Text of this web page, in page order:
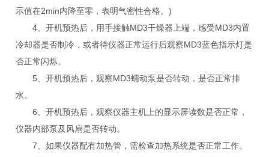
示值在2min内降至零，表明气密性合格。)
4、开机预热后，用手接触MD3干燥器上端，感受MD3内置
冷却器是否制冷，或者待仪器正常运行后观察MD3蓝色指示灯是
否正常闪烁。
5、开机预热后，观察MD3蠕动泵是否转动，是否正常排
水。
6、开机预热后，观察仪器主机上的显示屏读数是否正常，
仪器内部泵及风扇是否转动。
7、如果仪器配有加热管，需检查加热系统是否正常工作。